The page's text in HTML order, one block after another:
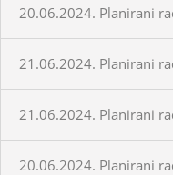
20.06.2024. Planirani
21.06.2024. Planirani
21.06.2024. Planirani
20.06.2024. Planirani